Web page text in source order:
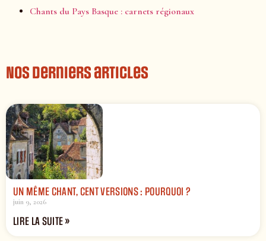
Chants du Pays Basque : carnets régionaux
Nos derniers articles
UN MÊME CHANT, CENT VERSIONS : POURQUOI ?
juin 9, 2026
LIRE LA SUITE »